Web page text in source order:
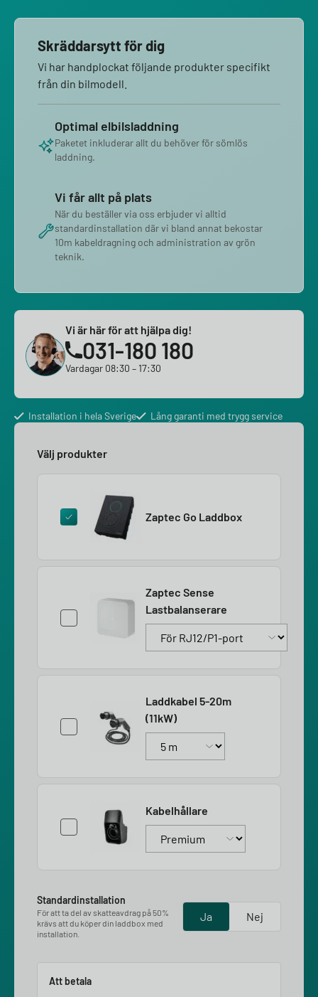
Skräddarsytt för dig
Vi har handplockat följande produkter specifikt
från din bilmodell.
Optimal elbilsladdning
Paketet inkluderar allt du behöver för sömlös
laddning.
Vi får allt på plats
När du beställer via oss erbjuder vi alltid
standardinstallation där vi bland annat bekostar
10m kabeldragning och administration av grön
teknik.
Vi är här för att hjälpa dig!
031-180 180
Vardagar 08:30 – 17:30
Installation i hela Sverige Lång garanti med trygg service
Välj produkter
Zaptec Go Laddbox
Zaptec Sense
Lastbalanserare
Laddkabel 5-20m
(11kW)
Kabelhållare
Standardinstallation
För att ta del av skatteavdrag på 50%
krävs att du köper din laddbox med
installation.
Ja Nej
Att betala